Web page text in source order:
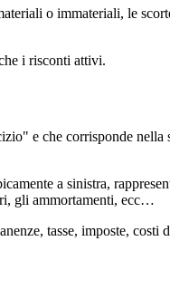
o immateriali, le
i risconti attivi.
e che corrisponde nella
a sinistra,
gli ammortamenti, ecc…
tasse, imposte, costi